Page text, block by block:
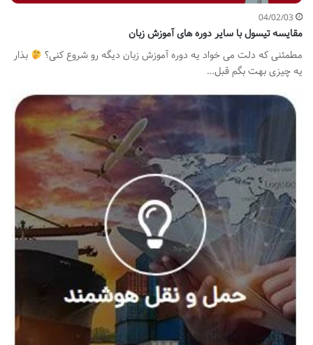
04/02/03
مقایسه تیسول با سایر دوره های آموزش زبان
مطمئنی که دلت می خواد یه دوره آموزش زبان دیگه رو شروع کنی؟
بذار
یه چیزی بهت بگم قبل…